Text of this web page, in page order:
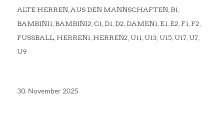
ALTE HERREN, AUS DEN MANNSCHAFTEN, B1
BAMBINI1 BAMBINI2 C1 D1 D2 DAMEN1 E1 E2 F1 F2
FUSSBALL , HERREN1 HERREN2 U11 U13 U15, U17, U7,
U9
30. November 2025